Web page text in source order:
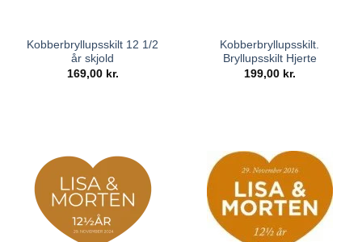
Kobberbryllupsskilt 12 1/2
år skjold
169,00 kr.
Kobberbryllupsskilt.
Bryllupsskilt Hjerte
199,00 kr.